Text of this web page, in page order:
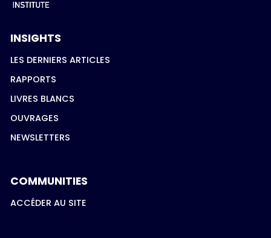
INSIGHTS
LES DERNIERS ARTICLES
RAPPORTS
LIVRES BLANCS
OUVRAGES
NEWSLETTERS
COMMUNITIES
ACCÉDER AU SITE